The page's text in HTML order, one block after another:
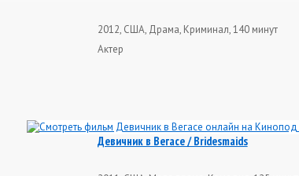
2012, США, Драма, Криминал, 140 минут
Актер
Девичник в Вегасе / Bridesmaids